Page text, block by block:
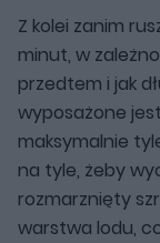
Z kolei zanim
minut, w
przedtem i jak
wyposażone
maksymalnie
na tyle, żeby
rozmarznięty
warstwa lodu,